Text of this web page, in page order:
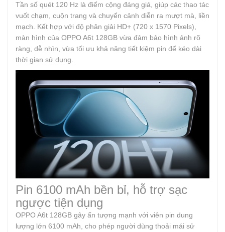
Tần số quét 120 Hz là điểm cộng đáng giá, giúp các thao tác
vuốt chạm, cuộn trang và chuyển cảnh diễn ra mượt mà, liền
mạch. Kết hợp với độ phân giải HD+ (720 x 1570 Pixels),
màn hình của OPPO A6t 128GB vừa đảm bảo hình ảnh rõ
ràng, dễ nhìn, vừa tối ưu khả năng tiết kiệm pin để kéo dài
thời gian sử dụng.
Pin 6100 mAh bền bỉ, hỗ trợ sạc
ngược tiện dụng
OPPO A6t 128GB gây ấn tượng mạnh với viên pin dung
lượng lớn 6100 mAh, cho phép người dùng thoải mái sử